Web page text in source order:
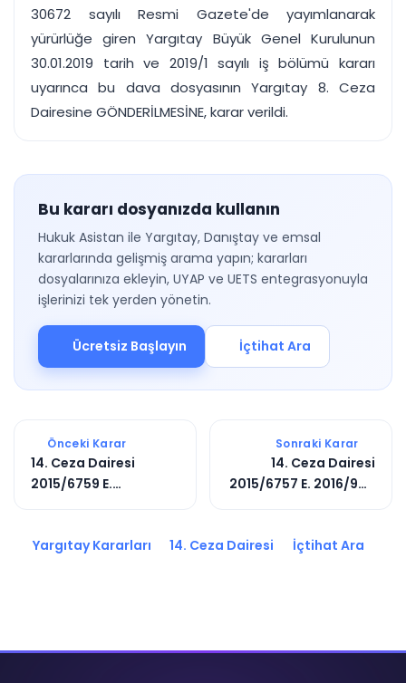
30672 sayılı Resmi Gazete'de yayımlanarak
yürürlüğe giren Yargıtay Büyük Genel Kurulunun
30.01.2019 tarih ve 2019/1 sayılı iş bölümü kararı
uyarınca bu dava dosyasının Yargıtay 8. Ceza
Dairesine GÖNDERİLMESİNE, karar verildi.
Bu kararı dosyanızda kullanın
Hukuk Asistan ile Yargıtay, Danıştay ve emsal
kararlarında gelişmiş arama yapın; kararları
dosyalarınıza ekleyin, UYAP ve UETS entegrasyonuyla
işlerinizi tek yerden yönetin.
Ücretsiz Başlayın İçtihat Ara
Önceki Karar
14. Ceza Dairesi
2015/6759 E.
Sonraki Karar
14. Ceza Dairesi
2015/6757 E. 2016/906
Yargıtay Kararları 14. Ceza Dairesi İçtihat Ara